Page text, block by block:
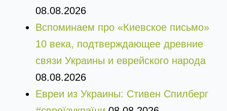
08.08.2026
Вспоминаем про «Киевское письмо»
10 века, подтверждающее древние
связи Украины и еврейского народа
08.08.2026
Евреи из Украины: Стивен Спилберг